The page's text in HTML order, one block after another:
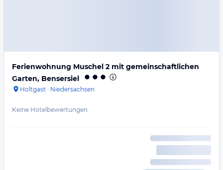
Ferienwohnung Muschel 2 mit gemeinschaftlichen
Garten, Bensersiel
Holtgast · Niedersachsen
Keine Hotelbewertungen